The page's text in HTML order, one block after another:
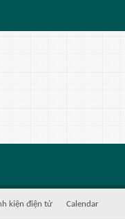
kiện điện tử Calendar